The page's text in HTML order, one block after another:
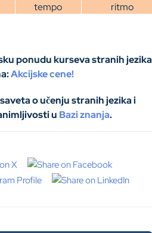
tempo ritmo
ponudu kurseva stranih jezika
Akcijske cene!
o učenju stranih jezika i
u Bazi znanja.